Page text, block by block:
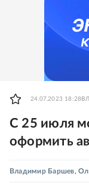
24.07.2023 18:28
С 25 июля
оформить
Владимир Баршев,